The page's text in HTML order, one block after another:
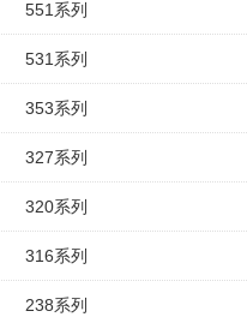
551系列
531系列
353系列
327系列
320系列
316系列
238系列